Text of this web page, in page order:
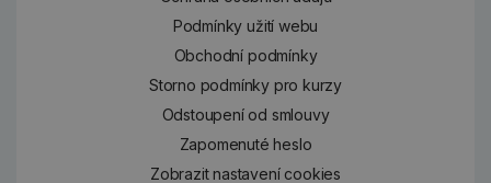
Podmínky užití webu
Obchodní podmínky
Storno podmínky pro kurzy
Odstoupení od smlouvy
Zapomenuté heslo
Zobrazit nastavení cookies